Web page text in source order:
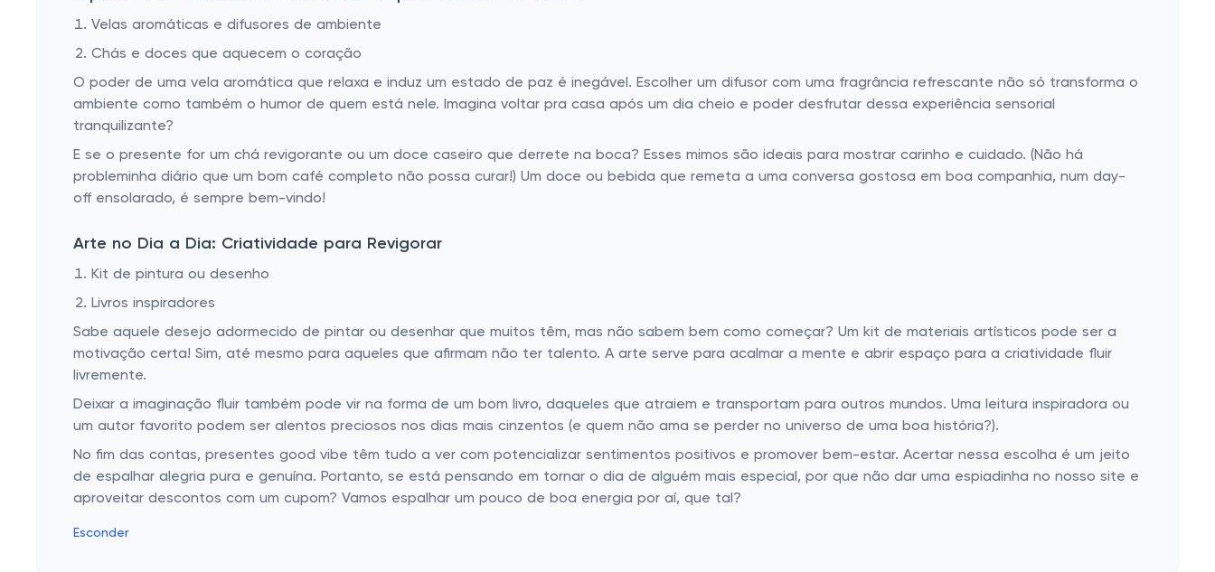
Velas aromáticas e difusores de ambiente
Chás e doces que aquecem o coração
O poder de uma vela aromática que relaxa e induz um estado de paz é inegável. Escolher um difusor com uma fragrância refrescante não só transforma o
ambiente como também o humor de quem está nele. Imagina voltar pra casa após um dia cheio e poder desfrutar dessa experiência sensorial
tranquilizante?
E se o presente for um chá revigorante ou um doce caseiro que derrete na boca? Esses mimos são ideais para mostrar carinho e cuidado. (Não há
probleminha diário que um bom café completo não possa curar!) Um doce ou bebida que remeta a uma conversa gostosa em boa companhia, num day-
off ensolarado, é sempre bem-vindo!
Arte no Dia a Dia: Criatividade para Revigorar
Kit de pintura ou desenho
Livros inspiradores
Sabe aquele desejo adormecido de pintar ou desenhar que muitos têm, mas não sabem bem como começar? Um kit de materiais artísticos pode ser a
motivação certa! Sim, até mesmo para aqueles que afirmam não ter talento. A arte serve para acalmar a mente e abrir espaço para a criatividade fluir
livremente.
Deixar a imaginação fluir também pode vir na forma de um bom livro, daqueles que atraiem e transportam para outros mundos. Uma leitura inspiradora ou
um autor favorito podem ser alentos preciosos nos dias mais cinzentos (e quem não ama se perder no universo de uma boa história?).
No fim das contas, presentes good vibe têm tudo a ver com potencializar sentimentos positivos e promover bem-estar. Acertar nessa escolha é um jeito
de espalhar alegria pura e genuína. Portanto, se está pensando em tornar o dia de alguém mais especial, por que não dar uma espiadinha no nosso site e
aproveitar descontos com um cupom? Vamos espalhar um pouco de boa energia por aí, que tal?
Esconder